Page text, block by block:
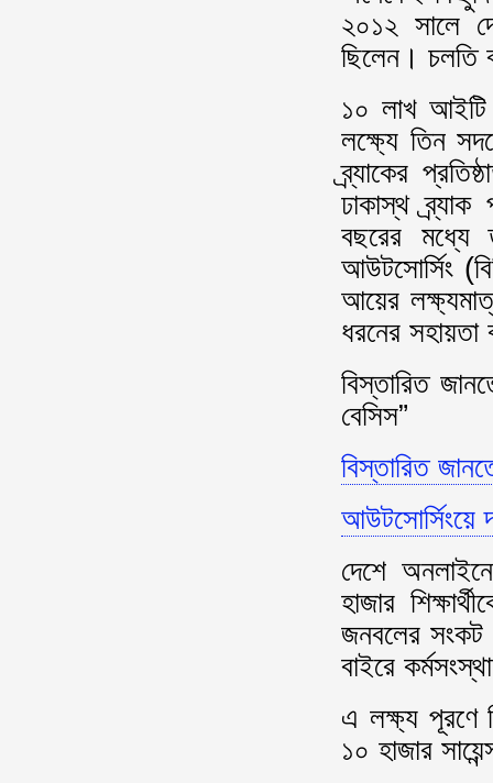
২০১২ সালে
ছিলেন। চলতি
১০ লাখ আইটি
লক্ষ্যে তিন
ব্র্যাকের
ঢাকাস্থ
বছরের
আউটসোর্সিং
আয়ের
ধরনের সহায়তা
বিস্তারিত
বেসিস”
বিস্তারিত
আউটসোর্সিংয়ে
দেশে
হাজার
জনবলের সংকট
বাইরে
এ লক্ষ্য পূরণে
১০ হাজার